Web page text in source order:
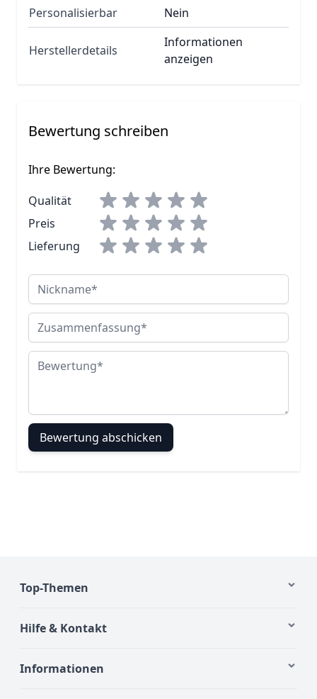
Personalisierbar
Nein
Herstellerdetails
Informationen
anzeigen
Bewertung schreiben
Ihre Bewertung:
Qualität
Preis
Lieferung
Nickname
Zusammenfassung
Bewertung
Bewertung abschicken
Top-Themen
Hilfe & Kontakt
Informationen